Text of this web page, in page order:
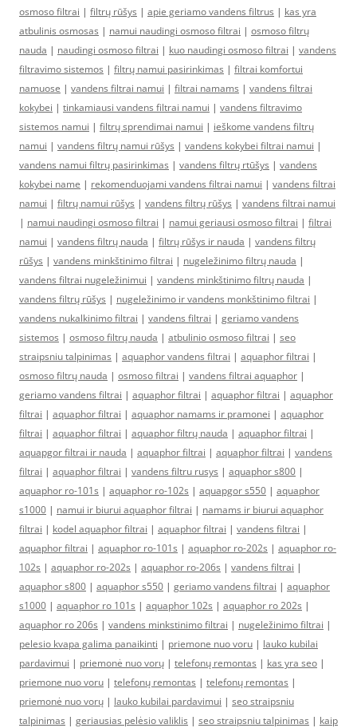
osmoso filtrai | filtrų rūšys | apie geriamo vandens filtrus | kas yra
atbulinis osmosas | namui naudingi osmoso filtrai | osmoso filtrų
nauda | naudingi osmoso filtrai | kuo naudingi osmoso filtrai | vandens
filtravimo sistemos | filtrų namui pasirinkimas | filtrai komfortui
namuose | vandens filtrai namui | filtrai namams | vandens filtrai
kokybei | tinkamiausi vandens filtrai namui | vandens filtravimo
sistemos namui | filtrų sprendimai namui | ieškome vandens filtrų
namui | vandens filtrų namui rūšys | vandens kokybei filtrai namui |
vandens namui filtrų pasirinkimas | vandens filtrų rtūšys | vandens
kokybei name | rekomenduojami vandens filtrai namui | vandens filtrai
namui | filtrų namui rūšys | vandens filtrų rūšys | vandens filtrai namui
| namui naudingi osmoso filtrai | namui geriausi osmoso filtrai | filtrai
namui | vandens filtrų nauda | filtrų rūšys ir nauda | vandens filtrų
rūšys | vandens minkštinimo filtrai | nugeležinimo filtrų nauda |
vandens filtrai nugeležinimui | vandens minkštinimo filtrų nauda |
vandens filtrų rūšys | nugeležinimo ir vandens monkštinimo filtrai |
vandens nukalkinimo filtrai | vandens filtrai | geriamo vandens
sistemos | osmoso filtrų nauda | atbulinio osmoso filtrai | seo
straipsniu talpinimas | aquaphor vandens filtrai | aquaphor filtrai |
osmoso filtrų nauda | osmoso filtrai | vandens filtrai aquaphor |
geriamo vandens filtrai | aquaphor filtrai | aquaphor filtrai | aquaphor
filtrai | aquaphor filtrai | aquaphor namams ir pramonei | aquaphor
filtrai | aquaphor filtrai | aquaphor filtrų nauda | aquaphor filtrai |
aquapgor filtrai ir nauda | aquaphor filtrai | aquaphor filtrai | vandens
filtrai | aquaphor filtrai | vandens filtru rusys | aquaphor s800 |
aquaphor ro-101s | aquaphor ro-102s | aquapgor s550 | aquaphor
s1000 | namui ir biurui aquaphor filtrai | namams ir biurui aquaphor
filtrai | kodel aquaphor filtrai | aquaphor filtrai | vandens filtrai |
aquaphor filtrai | aquaphor ro-101s | aquaphor ro-202s | aquaphor ro-
102s | aquaphor ro-202s | aquaphor ro-206s | vandens filtrai |
aquaphor s800 | aquaphor s550 | geriamo vandens filtrai | aquaphor
s1000 | aquaphor ro 101s | aquaphor 102s | aquaphor ro 202s |
aquaphor ro 206s | vandens minkstinimo filtrai | nugeležinimo filtrai |
pelesio kvapa galima panaikinti | priemone nuo voru | lauko kubilai
pardavimui | priemonė nuo vorų | telefonų remontas | kas yra seo |
priemone nuo voru | telefonų remontas | telefonų remontas |
priemonė nuo vorų | lauko kubilai pardavimui | seo straipsniu
talpinimas | geriausias pelėsio valiklis | seo straipsniu talpinimas | kaip